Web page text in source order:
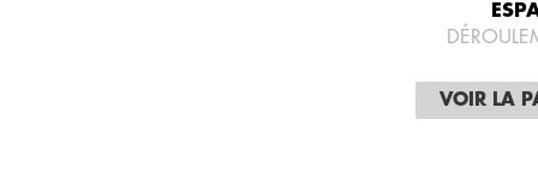
VOIR LA